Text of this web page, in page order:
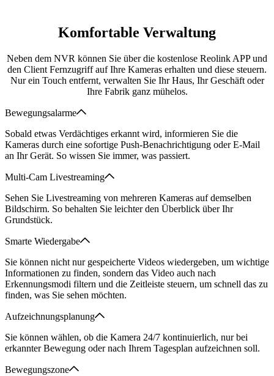
Komfortable Verwaltung
Neben dem NVR können Sie über die kostenlose Reolink APP und
den Client Fernzugriff auf Ihre Kameras erhalten und diese steuern.
Nur ein Touch entfernt, verwalten Sie Ihr Haus, Ihr Geschäft oder
Ihre Fabrik ganz mühelos.
Bewegungsalarme
Sobald etwas Verdächtiges erkannt wird, informieren Sie die
Kameras durch eine sofortige Push-Benachrichtigung oder E-Mail
an Ihr Gerät. So wissen Sie immer, was passiert.
Multi-Cam Livestreaming
Sehen Sie Livestreaming von mehreren Kameras auf demselben
Bildschirm. So behalten Sie leichter den Überblick über Ihr
Grundstück.
Smarte Wiedergabe
Sie können nicht nur gespeicherte Videos wiedergeben, um wichtige
Informationen zu finden, sondern das Video auch nach
Erkennungsmodi filtern und die Zeitleiste steuern, um schnell das zu
finden, was Sie sehen möchten.
Aufzeichnungsplanung
Sie können wählen, ob die Kamera 24/7 kontinuierlich, nur bei
erkannter Bewegung oder nach Ihrem Tagesplan aufzeichnen soll.
Bewegungszone